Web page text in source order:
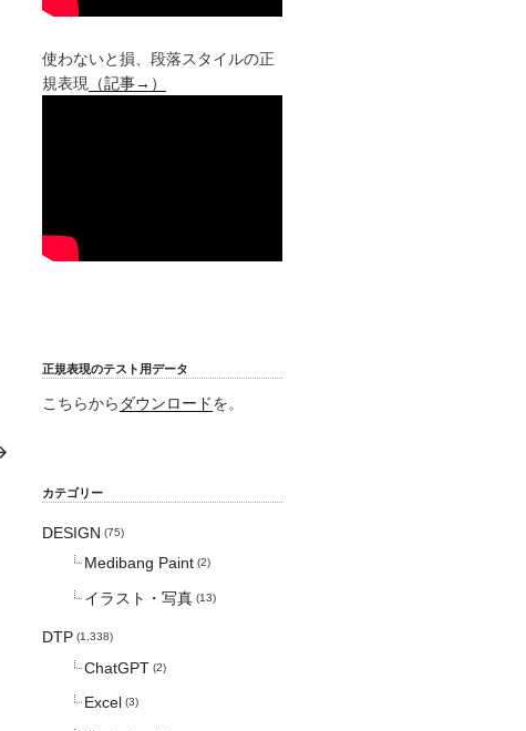
使わないと損、段落スタイルの正
規表現
（記事→）
正規表現のテスト用データ
こちらから ダウンロードを。
カテゴリー
DESIGN (75)
Medibang Paint (2)
イラスト・写真 (13)
DTP (1,338)
ChatGPT (2)
Excel (3)